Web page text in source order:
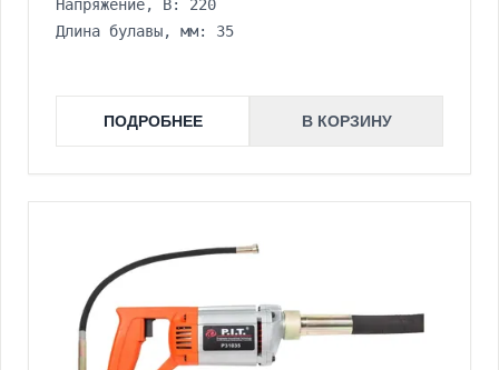
Напряжение, В: 220
Длина булавы, мм: 35
ПОДРОБНЕЕ В КОРЗИНУ